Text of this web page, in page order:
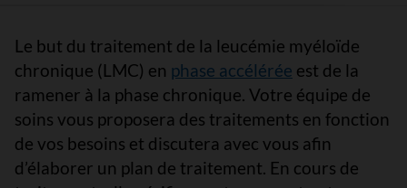
Le but du traitement de la leucémie myéloïde
chronique (LMC) en phase accélérée est de la
ramener à la phase chronique. Votre équipe de
soins vous proposera des traitements en fonction
de vos besoins et discutera avec vous afin
d’élaborer un plan de traitement. En cours de